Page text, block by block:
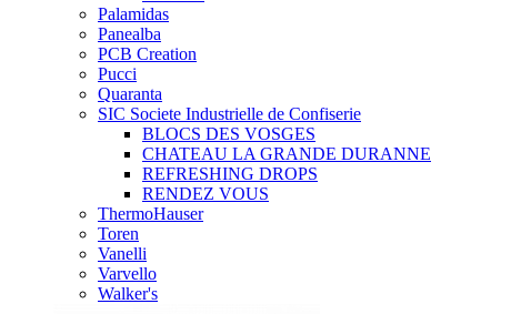
Palamidas
Panealba
PCB Creation
Pucci
Quaranta
SIC Societe Industrielle de Confiserie
BLOCS DES VOSGES
CHATEAU LA GRANDE DURANNE
REFRESHING DROPS
RENDEZ VOUS
ThermoHauser
Toren
Vanelli
Varvello
Walker's